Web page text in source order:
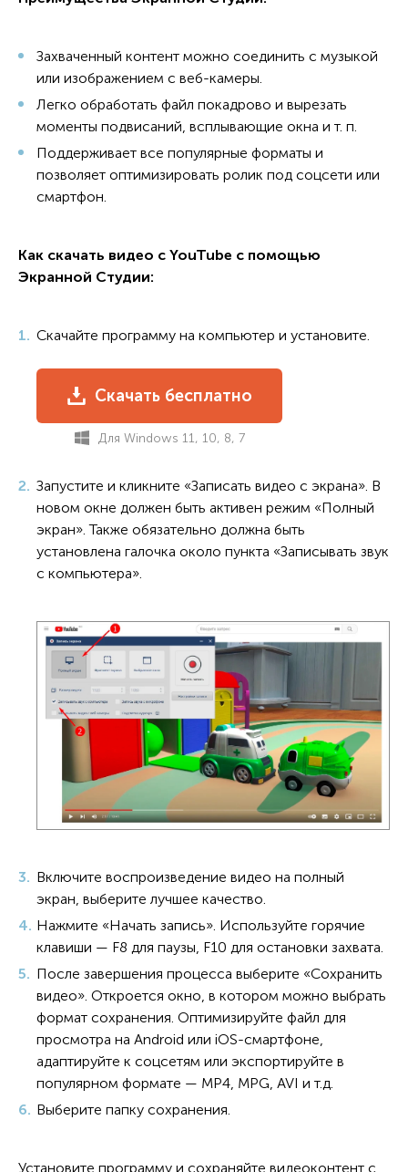
Захваченный контент можно соединить с музыкой
или изображением с веб-камеры.
Легко обработать файл покадрово и вырезать
моменты подвисаний, всплывающие окна и т. п.
Поддерживает все популярные форматы и
позволяет оптимизировать ролик под соцсети или
смартфон.
Как скачать видео с YouTube с помощью
Экранной Студии:
Скачайте программу на компьютер и установите.
Скачать бесплатно
Для Windows 11, 10, 8, 7
Запустите и кликните «Записать видео с экрана». В
новом окне должен быть активен режим «Полный
экран». Также обязательно должна быть
установлена галочка около пункта «Записывать звук
с компьютера».
Включите воспроизведение видео на полный
экран, выберите лучшее качество.
Нажмите «Начать запись». Используйте горячие
клавиши — F8 для паузы, F10 для остановки захвата.
После завершения процесса выберите «Сохранить
видео». Откроется окно, в котором можно выбрать
формат сохранения. Оптимизируйте файл для
просмотра на Android или iOS-смартфоне,
адаптируйте к соцсетям или экспортируйте в
популярном формате — MP4, MPG, AVI и т.д.
Выберите папку сохранения.
Установите программу и сохраняйте видеоконтент с